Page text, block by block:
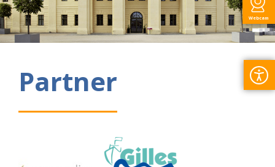
Webcam
Partner